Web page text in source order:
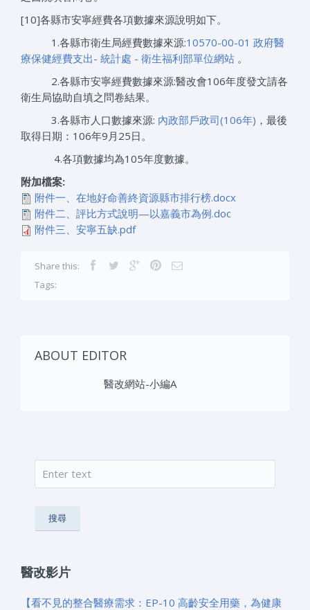
[10]各縣市安寧經費各項數據來源說明如下。
1.各縣市衛生局經費數據來源:10570-00-01 政府醫
療保健經費支出- 統計處 - 衛生福利部單位網站 。
2.各縣市安寧經費數據來源:醫改會106年度發文請各
衛生局協助自填之問卷結果。
3.各縣市人口數據來源: 內政部戶政司(106年) ，最後
取得日期：106年9月25日。
4.各項數據均為105年度數據。
附加檔案:
附件一、在地好命善終資源縣市排行榜.docx
附件二、評比方式說明—以嘉義市為例.doc
附件三、安寧五缺.pdf
Share this:
Tags:
ABOUT EDITOR
醫改網站-小編A
搜尋表單
醫改影片
【看不見的整合醫療需求：EP-10 高齡安全用藥，為健康